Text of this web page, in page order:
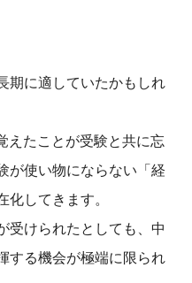
期に適していたかもしれ
えたことが受験と共に忘
が使い物にならない「経
化してきます。
受けられたとしても、中
する機会が極端に限られ